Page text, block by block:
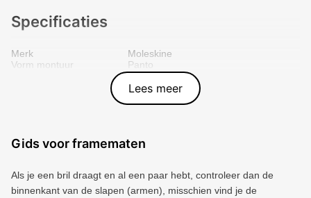
Specificaties
Merk
Moleskine
Vorm montuur
Panto
Zwart
Metal
4895219454241
Lees meer
Gids voor framematen
Als je een bril draagt ​​en al een paar hebt, controleer dan de
binnenkant van de slapen (armen), misschien vind je de